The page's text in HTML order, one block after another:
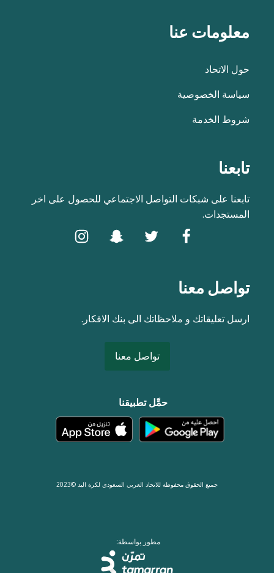
معلومات عنا
حول الاتحاد
سياسة الخصوصية
شروط الخدمة
تابعنا
تابعنا على شبكات التواصل الاجتماعي للحصول على اخر
المستجدات.
تواصل معنا
ارسل تعليقاتك و ملاحظاتك الى بنك الافكار.
تواصل معنا
حمِّل تطبيقنا
جميع الحقوق محفوظة للاتحاد العربي السعودي لكرة اليد ©2023
مطور بواسطة: